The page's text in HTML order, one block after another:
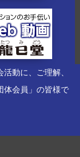
動に、ご理解、
体会員」の皆様で